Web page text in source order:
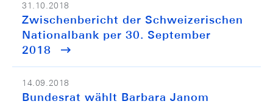
31.10.2018
Zwischenbericht der Schweizerischen
Nationalbank per 30. September
2018
14.09.2018
Bundesrat wählt Barbara Janom